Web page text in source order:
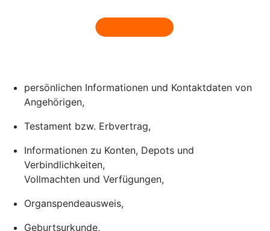
persönlichen Informationen und Kontaktdaten von
Angehörigen,
Testament bzw. Erbvertrag,
Informationen zu Konten, Depots und
Verbindlichkeiten,
Vollmachten und Verfügungen,
Organspendeausweis,
Geburtsurkunde,